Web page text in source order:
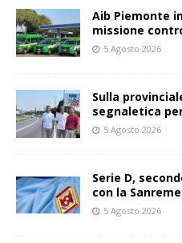
Aib Piemonte
missione
5 Agosto 2026
Sulla
segnaletica
5 Agosto 2026
Serie D,
con la
5 Agosto 2026